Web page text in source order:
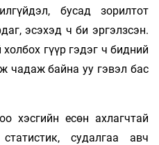
бусад зорилтот
эсэхэд ч би эргэлзсэн.
гүүр гэдэг ч бидний
чадаж байна уу гэвэл бас
хэсгийн есөн ахлагчтай
судалгаа авч